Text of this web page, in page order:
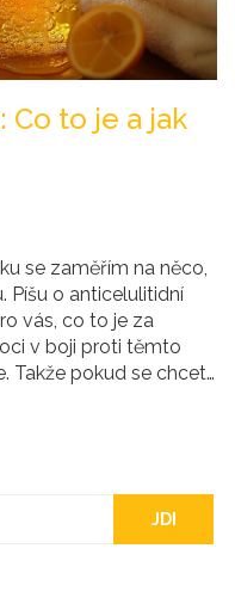
Co to je a jak
se zaměřím na něco,
Píšu o anticelulitidní
vás, co to je za
v boji proti těmto
Takže pokud se chcete
sdílím.
JDI